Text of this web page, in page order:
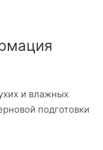
и влажных
подготовки